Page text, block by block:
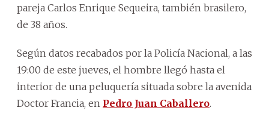
pareja Carlos Enrique Sequeira, también brasilero,
de 38 años.
Según datos recabados por la Policía Nacional, a las
19:00 de este jueves, el hombre llegó hasta el
interior de una peluquería situada sobre la avenida
Doctor Francia, en Pedro Juan Caballero.